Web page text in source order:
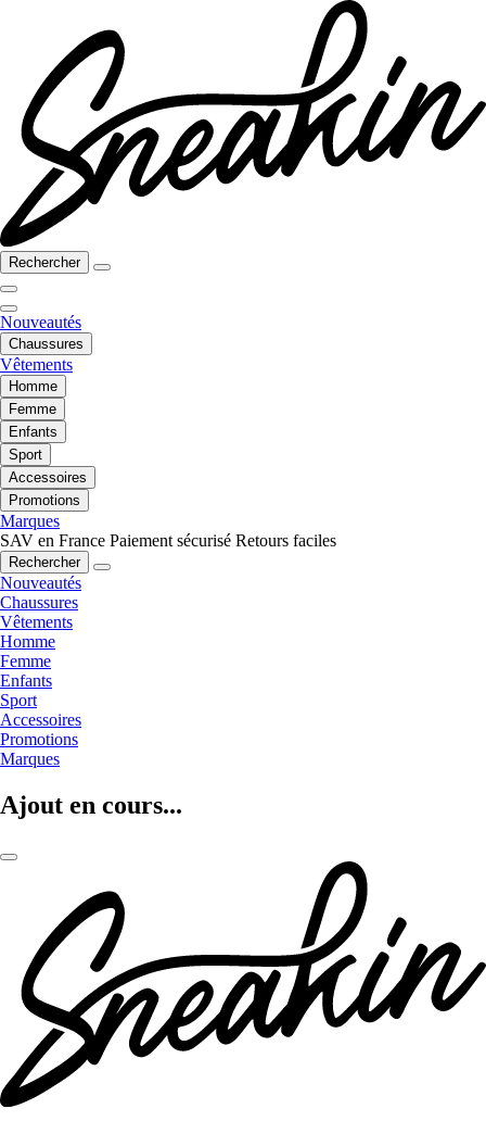
Rechercher
Nouveautés
Chaussures
Vêtements
Homme
Femme
Enfants
Sport
Accessoires
Promotions
Marques
SAV en France Paiement sécurisé Retours faciles
Rechercher
Nouveautés
Chaussures
Vêtements
Homme
Femme
Enfants
Sport
Accessoires
Promotions
Marques
Ajout en cours...